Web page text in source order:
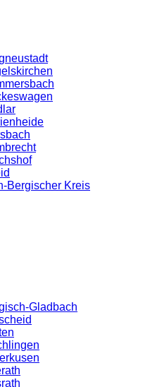
Bergischer Kreis
Gladbach